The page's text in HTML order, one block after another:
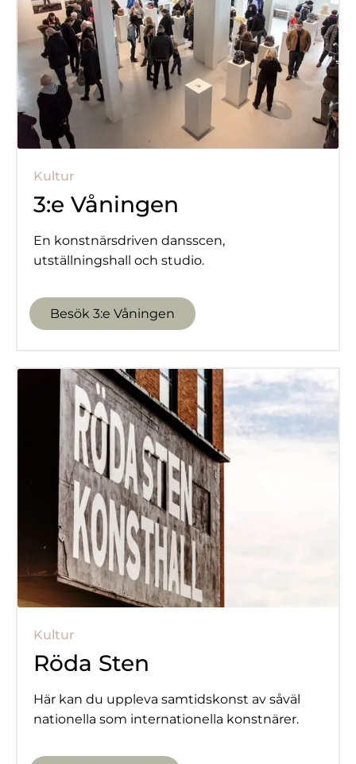
Kultur
3:e Våningen
En konstnärsdriven dansscen,
utställningshall och studio.
Besök 3:e Våningen
Kultur
Röda Sten
Här kan du uppleva samtidskonst av såväl
nationella som internationella konstnärer.